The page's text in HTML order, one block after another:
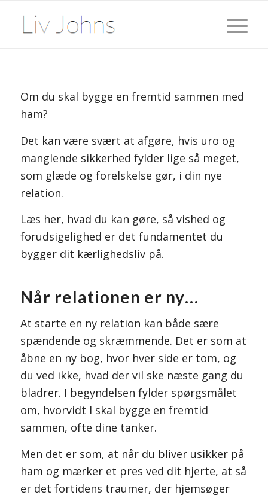
Om du skal bygge en fremtid sammen med
ham?
Det kan være svært at afgøre, hvis uro og
manglende sikkerhed fylder lige så meget,
som glæde og forelskelse gør, i din nye
relation.
Læs her, hvad du kan gøre, så vished og
forudsigelighed er det fundamentet du
bygger dit kærlighedsliv på.
Når relationen er ny…
At starte en ny relation kan både sære
spændende og skræmmende. Det er som at
åbne en ny bog, hvor hver side er tom, og
du ved ikke, hvad der vil ske næste gang du
bladrer. I begyndelsen fylder spørgsmålet
om, hvorvidt I skal bygge en fremtid
sammen, ofte dine tanker.
Men det er som, at når du bliver usikker på
ham og mærker et pres ved dit hjerte, at så
er det fortidens traumer, der hjemsøger